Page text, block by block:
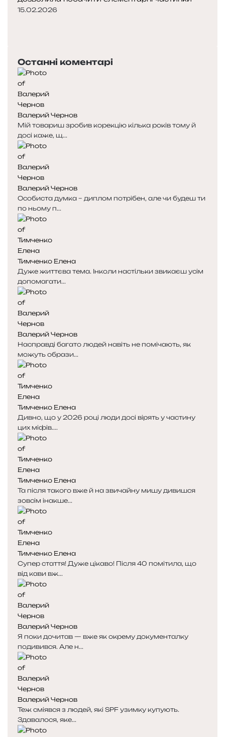
15.02.2026
р
е
д
н
я
с
т
о
р
і
н
к
а
т
у
п
н
а
с
т
о
р
і
н
к
а
Останні коментарі
Валерий Чернов
Мій товариш зробив корекцію кілька років тому й
досі каже, щ...
Валерий Чернов
Особиста думка – диплом потрібен, але чи будеш ти
по ньому п...
Тимченко Елена
Дуже життєва тема. Інколи настільки звикаєш усім
допомагати...
Валерий Чернов
Насправді багато людей навіть не помічають, як
можуть образи...
Тимченко Елена
Дивно, що у 2026 році люди досі вірять у частину
цих міфів....
Тимченко Елена
Та після такого вже й на звичайну мишу дивишся
зовсім інакше...
Тимченко Елена
Супер стаття! Дуже цікаво! Після 40 помітила, що
від кави вж...
Валерий Чернов
Я поки дочитав — вже як окрему документалку
подивився. Але н...
Валерий Чернов
Теж сміявся з людей, які SPF узимку купують.
Здавалося, яке...